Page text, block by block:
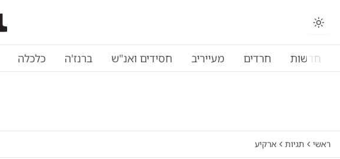
חדשות חרדים מעייריב חסידים ואנ"ש ברנז'ה כלכלה
ראשי תגיות ארקיע